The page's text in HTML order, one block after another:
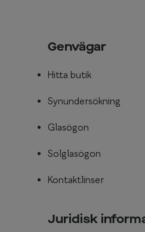
Genvägar
Hitta butik
Synundersökning
Glasögon
Solglasögon
Kontaktlinser
Juridisk